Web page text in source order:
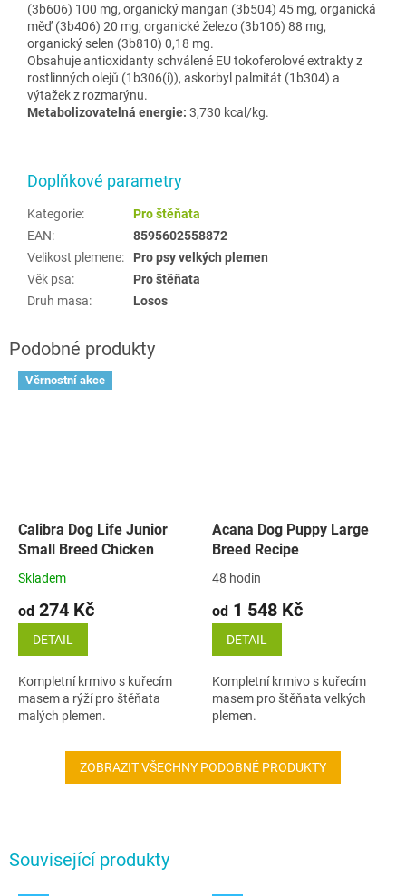
Související produkty
(3b606) 100 mg, organický mangan (3b504) 45 mg, organická
měď (3b406) 20 mg, organickéželezo (3b106) 88 mg,
organický selen (3b810) 0,18 mg.
Obsahuje antioxidanty schválené EUtokoferolové extrakty z
rostlinných olejů (1b306(i)), askorbyl palmitát (1b304) a
výtažek z rozmarýnu.
Metabolizovatelná energie: 3,730 kcal/kg.
Doplňkové parametry
Kategorie:
Pro štěňata
EAN:
8595602558872
Velikost plemene:
Pro psy velkých plemen
Věk psa:
Pro štěňata
Druh masa: Losos
Věrnostní akce
Calibra Dog Life Junior
Small Breed Chicken
Skladem
od 274 Kč
DETAIL
Kompletní krmivo s kuřecím
masem a rýží pro štěňata
malých plemen.
Acana Dog Puppy Large
Breed Recipe
48 hodin
od 1 548 Kč
DETAIL
Kompletní krmivo s kuřecím
masem pro štěňata velkých
plemen.
ZOBRAZIT VŠECHNY PODOBNÉ PRODUKTY